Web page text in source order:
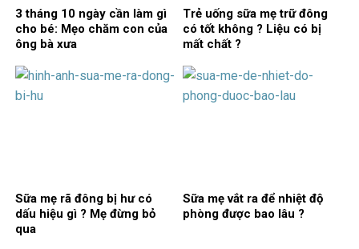
3 tháng 10 ngày cần làm gì
cho bé: Mẹo chăm con của
ông bà xưa
Trẻ uống sữa mẹ trữ đông
có tốt không ? Liệu có bị
mất chất ?
Sữa mẹ rã đông bị hư có
dấu hiệu gì ? Mẹ đừng bỏ
qua
Sữa mẹ vắt ra để nhiệt độ
phòng được bao lâu ?